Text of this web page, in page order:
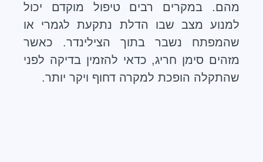
מהם. במקרים רבים טיפול מוקדם יכול
למנוע מצב שבו הדלת נתקעת לגמרי או
שהמפתח נשבר בתוך הצילינדר. כאשר
מזהים סימן חריג, כדאי להזמין בדיקה לפני
שהתקלה הופכת למקרה דחוף ויקר יותר.